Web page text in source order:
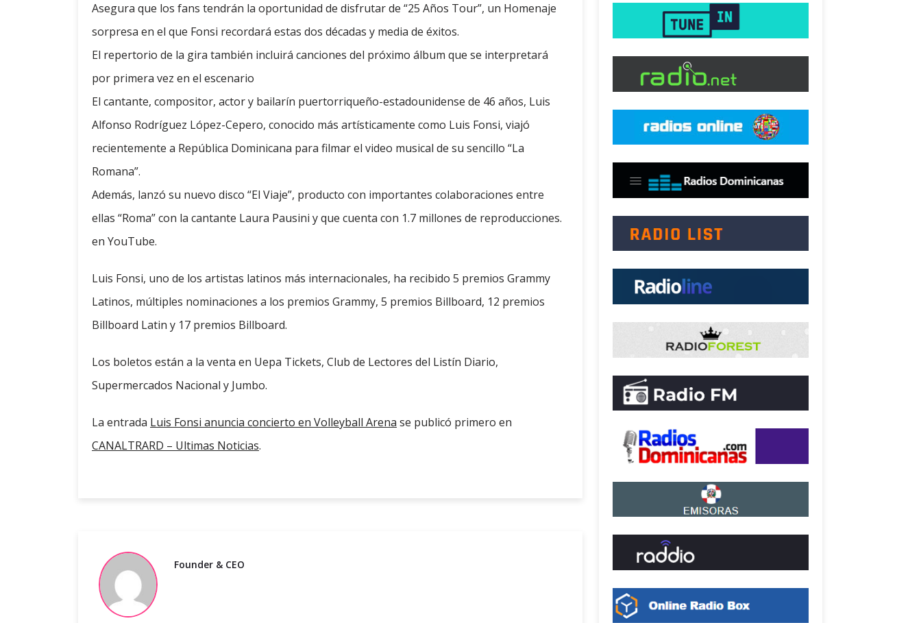
Asegura que los fans tendrán la oportunidad de disfrutar de “25 Años Tour”, un Homenaje
sorpresa en el que Fonsi recordará estas dos décadas y media de éxitos.
El repertorio de la gira también incluirá canciones del próximo álbum que se interpretará
por primera vez en el escenario
El cantante, compositor, actor y bailarín puertorriqueño-estadounidense de 46 años, Luis
Alfonso Rodríguez López-Cepero, conocido más artísticamente como Luis Fonsi, viajó
recientemente a República Dominicana para filmar el video musical de su sencillo “La
Romana”.
Además, lanzó su nuevo disco “El Viaje”, producto con importantes colaboraciones entre
ellas “Roma” con la cantante Laura Pausini y que cuenta con 1.7 millones de reproducciones.
en YouTube.
Luis Fonsi, uno de los artistas latinos más internacionales, ha recibido 5 premios Grammy
Latinos, múltiples nominaciones a los premios Grammy, 5 premios Billboard, 12 premios
Billboard Latin y 17 premios Billboard.
Los boletos están a la venta en Uepa Tickets, Club de Lectores del Listín Diario,
Supermercados Nacional y Jumbo.
La entrada Luis Fonsi anuncia concierto en Volleyball Arena se publicó primero en
CANALTRARD – Ultimas Noticias.
Founder & CEO